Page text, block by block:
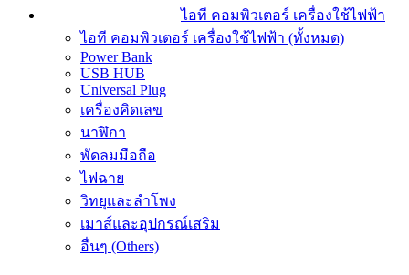
ไอที คอมพิวเตอร์ เครื่องใช้ไฟฟ้า
ไอที คอมพิวเตอร์ เครื่องใช้ไฟฟ้า (ทั้งหมด)
Power Bank
USB HUB
Universal Plug
เครื่องคิดเลข
นาฬิกา
พัดลมมือถือ
ไฟฉาย
วิทยุและลำโพง
เมาส์และอุปกรณ์เสริม
อื่นๆ (Others)